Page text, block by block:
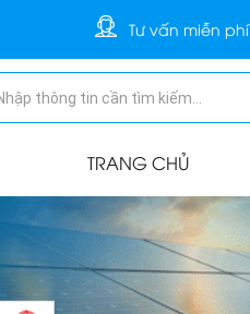
Tư vấn miễn phí
TRANG CHỦ